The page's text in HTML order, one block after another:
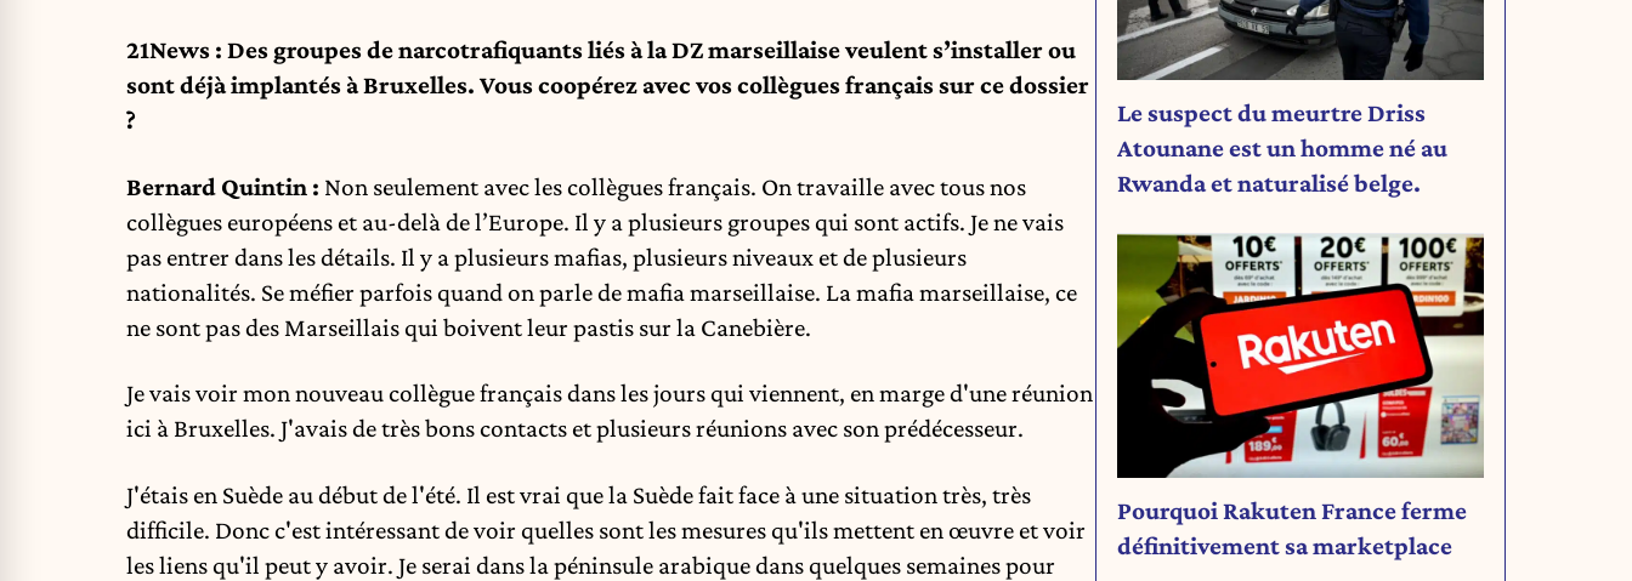
21News : Des groupes de narcotrafiquants liés à la DZ marseillaise veulent s’installer ou
sont déjà implantés à Bruxelles. Vous coopérez avec vos collègues français sur ce dossier
?
Bernard Quintin : Non seulement avec les collègues français. On travaille avec tous nos
collègues européens et au-delà de l’Europe. Il y a plusieurs groupes qui sont actifs. Je ne vais
pas entrer dans les détails. Il y a plusieurs mafias, plusieurs niveaux et de plusieurs
nationalités. Se méfier parfois quand on parle de mafia marseillaise. La mafia marseillaise, ce
ne sont pas des Marseillais qui boivent leur pastis sur la Canebière.
Je vais voir mon nouveau collègue français dans les jours qui viennent, en marge d'une réunion
ici à Bruxelles. J'avais de très bons contacts et plusieurs réunions avec son prédécesseur.
J'étais en Suède au début de l'été. Il est vrai que la Suède fait face à une situation très, très
difficile. Donc c'est intéressant de voir quelles sont les mesures qu'ils mettent en œuvre et voir
les liens qu'il peut y avoir. Je serai dans la péninsule arabique dans quelques semaines pour
Le suspect du meurtre Driss
Atounane est un homme né au
Rwanda et naturalisé belge.
Pourquoi Rakuten France ferme
définitivement sa marketplace